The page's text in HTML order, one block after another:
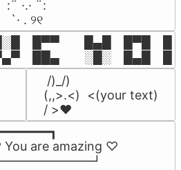
⠀:¨ ·.· ¨:⠀
⠀ `· . ୨୧⠀
█▀▀  █▄█ █▀█
██▄  ░█░ █▄█
/)_/)
(,,>.<)  <(your text)
/ >❤️
are amazing ♡